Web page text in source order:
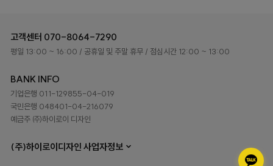
고객센터 070-8064-7290
평일 13:00 ~ 16:00 / 공휴일 및 주말 휴무 / 점심시간 12:00 ~ 13:00
BANK INFO
기업은행 011-129855-04-019
국민은행 048401-04-216079
예금주 ㈜하이로이 디자인
(주)하이로이디자인 사업자정보